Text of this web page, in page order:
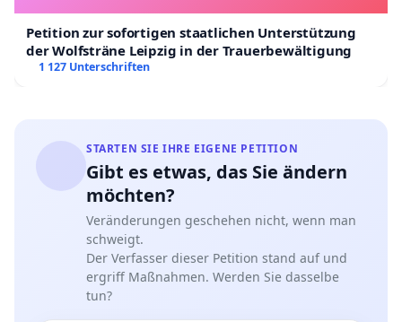
Petition zur sofortigen staatlichen Unterstützung
der Wolfsträne Leipzig in der Trauerbewältigung
1 127 Unterschriften
STARTEN SIE IHRE EIGENE PETITION
Gibt es etwas, das Sie ändern
möchten?
Veränderungen geschehen nicht, wenn man
schweigt.
Der Verfasser dieser Petition stand auf und
ergriff Maßnahmen. Werden Sie dasselbe
tun?